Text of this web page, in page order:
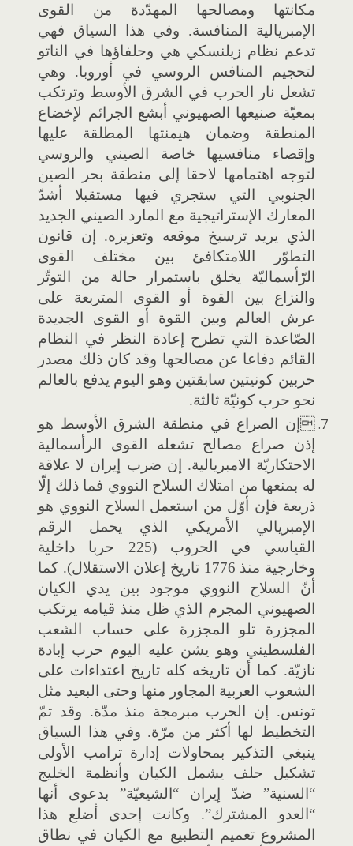
مكانتها ومصالحها المهدّدة من القوى
الإمبريالية المنافسة. وفي هذا السياق فهي
تدعم نظام زيلنسكي هي وحلفاؤها في الناتو
لتحجيم المنافس الروسي في أوروبا. وهي
تشعل نار الحرب في الشرق الأوسط وترتكب
بمعيّة صنيعها الصهيوني أبشع الجرائم لإخضاع
المنطقة وضمان هيمنتها المطلقة عليها
وإقصاء منافسيها خاصة الصيني والروسي
لتوجه اهتمامها لاحقا إلى منطقة بحر الصين
الجنوبي التي ستجري فيها مستقبلا أشدّ
المعارك الإستراتيجية مع المارد الصيني الجديد
الذي يريد ترسيخ موقعه وتعزيزه. إن قانون
التطوّر اللامتكافئ بين مختلف القوى
الرّأسماليّة يخلق باستمرار حالة من التوتّر
والنزاع بين القوة أو القوى المتربعة على
عرش العالم وبين القوة أو القوى الجديدة
الصّاعدة التي تطرح إعادة النظر في النظام
القائم دفاعا عن مصالحها وقد كان ذلك مصدر
حربين كونيتين سابقتين وهو اليوم يدفع بالعالم
نحو حرب كونيّة ثالثة.
إن الصراع في منطقة الشرق الأوسط هو
إذن صراع مصالح تشعله القوى الرأسمالية
الاحتكاريّة الامبريالية. إن ضرب إيران لا علاقة
له بمنعها من امتلاك السلاح النووي فما ذلك إلّا
ذريعة فإن أوّل من استعمل السلاح النووي هو
الإمبريالي الأمريكي الذي يحمل الرقم
القياسي في الحروب (225 حربا داخلية
وخارجية منذ 1776 تاريخ إعلان الاستقلال). كما
أنّ السلاح النووي موجود بين يدي الكيان
الصهيوني المجرم الذي ظل منذ قيامه يرتكب
المجزرة تلو المجزرة على حساب الشعب
الفلسطيني وهو يشن عليه اليوم حرب إبادة
نازيّة. كما أن تاريخه كله تاريخ اعتداءات على
الشعوب العربية المجاور منها وحتى البعيد مثل
تونس. إن الحرب مبرمجة منذ مدّة. وقد تمّ
التخطيط لها أكثر من مرّة. وفي هذا السياق
ينبغي التذكير بمحاولات إدارة ترامب الأولى
تشكيل حلف يشمل الكيان وأنظمة الخليج
“السنية” ضدّ إيران “الشيعيّة” بدعوى أنها
“العدو المشترك”. وكانت إحدى أضلع هذا
المشروع تعميم التطبيع مع الكيان في نطاق